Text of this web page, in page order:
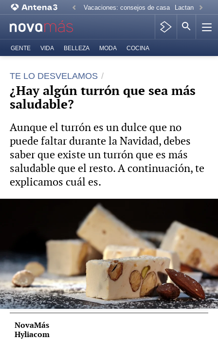
Vacaciones: consejos de casa Lactancia
GENTE VIDA BELLEZA MODA COCINA
TE LO DESVELAMOS
¿Hay algún turrón que sea más
saludable?
Aunque el turrón es un dulce que no
puede faltar durante la Navidad, debes
saber que existe un turrón que es más
saludable que el resto. A continuación, te
explicamos cuál es.
¿Comida de Navidad incómoda? Consejos
para que no acabe en discusión
¿Hay alimentos o bebidas que ayudan a
digerir mejor las comidas copiosas?
NovaMás
Hyliacom